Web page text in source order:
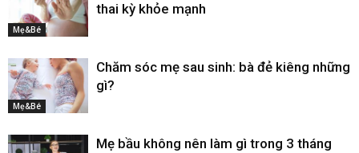
Mẹ&Bé
thai kỳ khỏe mạnh
Mẹ&Bé
Chăm sóc mẹ sau sinh: bà đẻ kiêng những
gì?
Mẹ bầu không nên làm gì trong 3 tháng